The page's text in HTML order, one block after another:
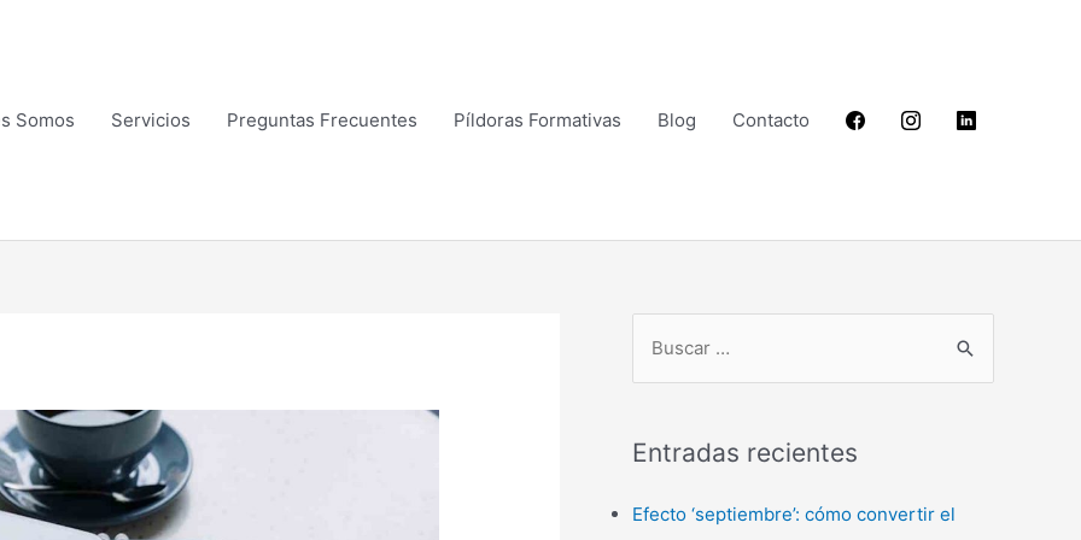
Somos Servicios Preguntas Frecuentes Píldoras Formativas Blog Contacto
u
c
Entradas recientes
Efecto ‘septiembre’: cómo convertir el